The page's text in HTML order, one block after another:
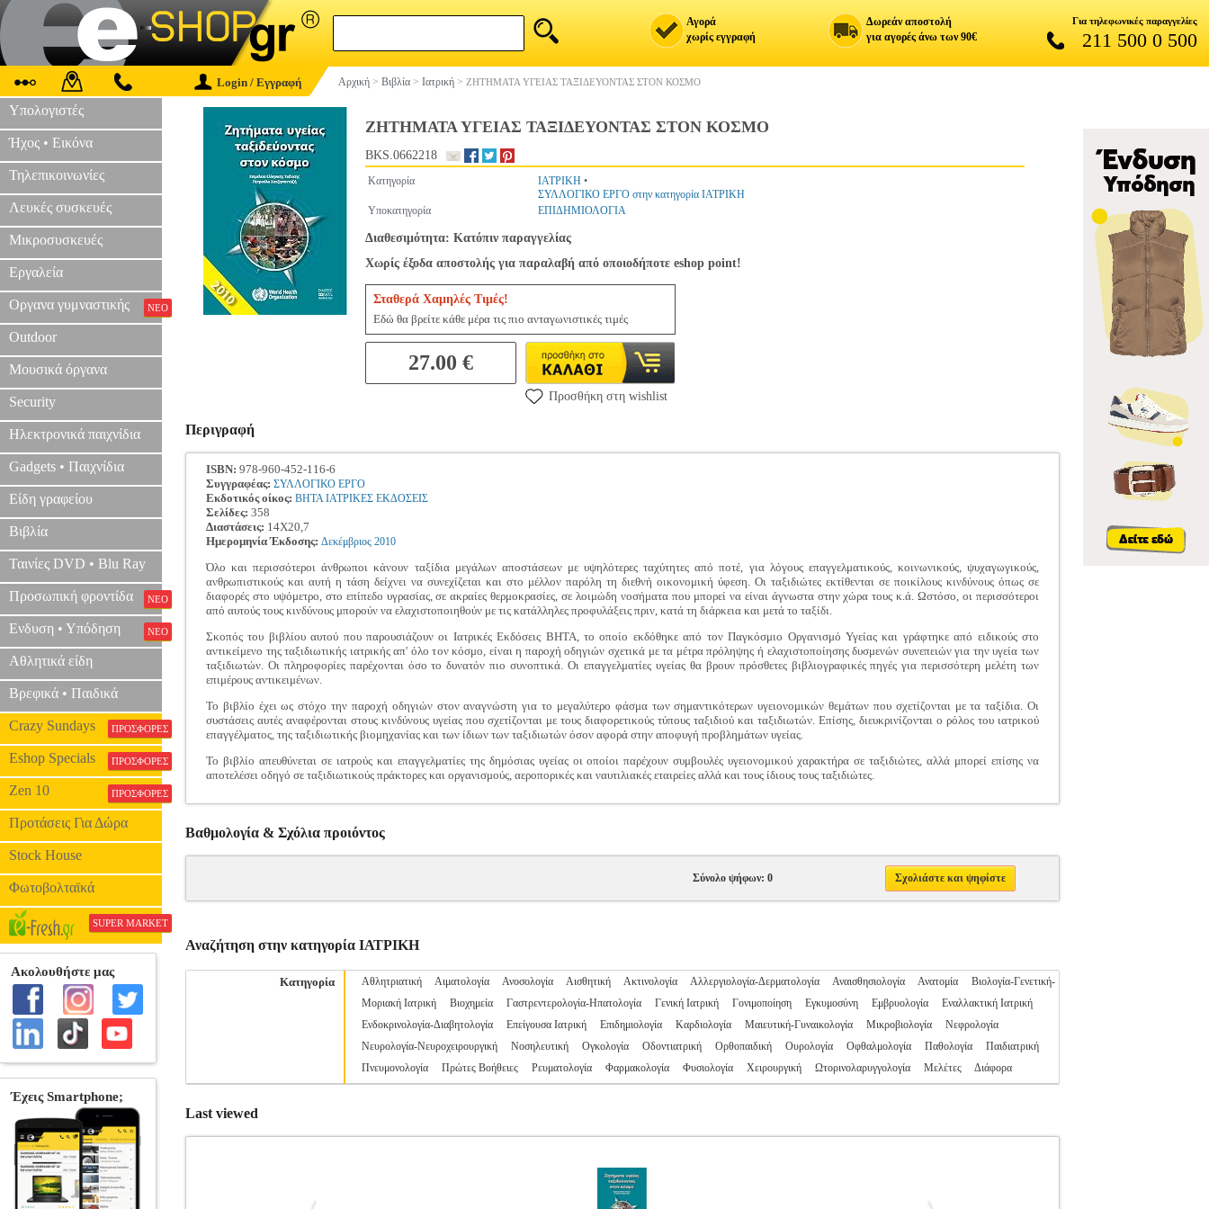
Αγορά
χωρίς εγγραφή
Δωρεάν αποστολή
για αγορές άνω των 90€
Για τηλεφωνικές παραγγελίες
211 500 0 500
Login / Εγγραφή Αρχική > Βιβλία > Ιατρική > ΖΗΤΗΜΑΤΑ ΥΓΕΙΑΣ ΤΑΞΙΔΕΥΟΝΤΑΣ ΣΤΟΝ ΚΟΣΜΟ
Υπολογιστές
Ήχος • Εικόνα
Τηλεπικοινωνίες
Λευκές συσκευές
Μικροσυσκευές
Εργαλεία
Οργανα γυμναστικής ΝΕΟ
Outdoor
Μουσικά όργανα
Security
Ηλεκτρονικά παιχνίδια
Gadgets • Παιχνίδια
Είδη γραφείου
Βιβλία
Ταινίες DVD • Blu Ray
Προσωπική φροντίδα ΝΕΟ
Ενδυση • Υπόδηση ΝΕΟ
Αθλητικά είδη
Βρεφικά • Παιδικά
Crazy Sundays ΠΡΟΣΦΟΡΕΣ
Eshop Specials ΠΡΟΣΦΟΡΕΣ
Zen 10 ΠΡΟΣΦΟΡΕΣ
Προτάσεις Για Δώρα
Stock House
Φωτοβολταϊκά
SUPER MARKET
ΖΗΤΗΜΑΤΑ ΥΓΕΙΑΣ ΤΑΞΙΔΕΥΟΝΤΑΣ ΣΤΟΝ ΚΟΣΜΟ
BKS.0662218
Κατηγορία ΙΑΤΡΙΚΗ •
ΣΥΛΛΟΓΙΚΟ ΕΡΓΟ στην κατηγορία ΙΑΤΡΙΚΗ
Υποκατηγορία
ΕΠΙΔΗΜΙΟΛΟΓΙΑ
Διαθεσιμότητα: Κατόπιν παραγγελίας
Χωρίς έξοδα αποστολής για παραλαβή από οποιοδήποτε eshop point!
Σταθερά Χαμηλές Τιμές!
Εδώ θα βρείτε κάθε μέρα τις πιο ανταγωνιστικές τιμές
27.00 €
Προσθήκη στη wishlist
Περιγραφή
ISBN: 978-960-452-116-6
Συγγραφέας: ΣΥΛΛΟΓΙΚΟ ΕΡΓΟ
Εκδοτικός οίκος: ΒΗΤΑ ΙΑΤΡΙΚΕΣ ΕΚΔΟΣΕΙΣ
Σελίδες: 358
Διαστάσεις: 14Χ20,7
Ημερομηνία Έκδοσης: Δεκέμβριος 2010
Όλο και περισσότεροι άνθρωποι κάνουν ταξίδια μεγάλων αποστάσεων με υψηλότερες ταχύτητες από ποτέ, για λόγους επαγγελματικούς, κοινωνικούς, ψυχαγωγικούς,
ανθρωπιστικούς και αυτή η τάση δείχνει να συνεχίζεται και στο μέλλον παρόλη τη διεθνή οικονομική ύφεση. Οι ταξιδιώτες εκτίθενται σε ποικίλους κινδύνους όπως σε
διαφορές στο υψόμετρο, στο επίπεδο υγρασίας, σε ακραίες θερμοκρασίες, σε λοιμώδη νοσήματα που μπορεί να είναι άγνωστα στην χώρα τους κ.ά. Ωστόσο, οι περισσότεροι
από αυτούς τους κινδύνους μπορούν να ελαχιστοποιηθούν με τις κατάλληλες προφυλάξεις πριν, κατά τη διάρκεια και μετά το ταξίδι.
Σκοπός του βιβλίου αυτού που παρουσιάζουν οι Ιατρικές Εκδόσεις ΒΗΤΑ, το οποίο εκδόθηκε από τον Παγκόσμιο Οργανισμό Υγείας και γράφτηκε από ειδικούς στο
αντικείμενο της ταξιδιωτικής ιατρικής απ' όλο τον κόσμο, είναι η παροχή οδηγιών σχετικά με τα μέτρα πρόληψης ή ελαχιστοποίησης δυσμενών συνεπειών για την υγεία των
ταξιδιωτών. Οι πληροφορίες παρέχονται όσο το δυνατόν πιο συνοπτικά. Οι επαγγελματίες υγείας θα βρουν πρόσθετες βιβλιογραφικές πηγές για περισσότερη μελέτη των
επιμέρους αντικειμένων.
Το βιβλίο έχει ως στόχο την παροχή οδηγιών στον αναγνώστη για το μεγαλύτερο φάσμα των σημαντικότερων υγειονομικών θεμάτων που σχετίζονται με τα ταξίδια. Οι
συστάσεις αυτές αναφέρονται στους κινδύνους υγείας που σχετίζονται με τους διαφορετικούς τύπους ταξιδιού και ταξιδιωτών. Επίσης, διευκρινίζονται ο ρόλος του ιατρικού
επαγγέλματος, της ταξιδιωτικής βιομηχανίας και των ίδιων των ταξιδιωτών όσον αφορά στην αποφυγή προβλημάτων υγείας.
Το βιβλίο απευθύνεται σε ιατρούς και επαγγελματίες της δημόσιας υγείας οι οποίοι παρέχουν συμβουλές υγειονομικού χαρακτήρα σε ταξιδιώτες, αλλά μπορεί επίσης να
αποτελέσει οδηγό σε ταξιδιωτικούς πράκτορες και οργανισμούς, αεροπορικές και ναυτιλιακές εταιρείες αλλά και τους ίδιους τους ταξιδιώτες.
Βαθμολογία & Σχόλια προιόντος
Σύνολο ψήφων: 0 Σχολιάστε και ψηφίστε
Αναζήτηση στην κατηγορία ΙΑΤΡΙΚΗ
Κατηγορία Αθλητριατική Αιματολογία Ανοσολογία Αισθητική Ακτινολογία Αλλεργιολογία-Δερματολογία Αναισθησιολογία Ανατομία
Βιολογία-Γενετική-
Μοριακή Ιατρική
Βιοχημεία Γαστρεντερολογία-Ηπατολογία Γενική Ιατρική Γονιμοποίηση Εγκυμοσύνη Εμβρυολογία
Εναλλακτική Ιατρική
Ενδοκρινολογία-Διαβητολογία
Επείγουσα Ιατρική Επιδημιολογία Καρδιολογία Μαιευτική-Γυναικολογία Μικροβιολογία
Νεφρολογία
Νευρολογία-Νευροχειρουργική
Νοσηλευτική Ογκολογία Οδοντιατρική Ορθοπαιδική Ουρολογία Οφθαλμολογία Παθολογία
Παιδιατρική
Πνευμονολογία
Πρώτες Βοήθειες Ρευματολογία Φαρμακολογία Φυσιολογία Χειρουργική Ωτορινολαρυγγολογία Μελέτες Διάφορα
Last viewed